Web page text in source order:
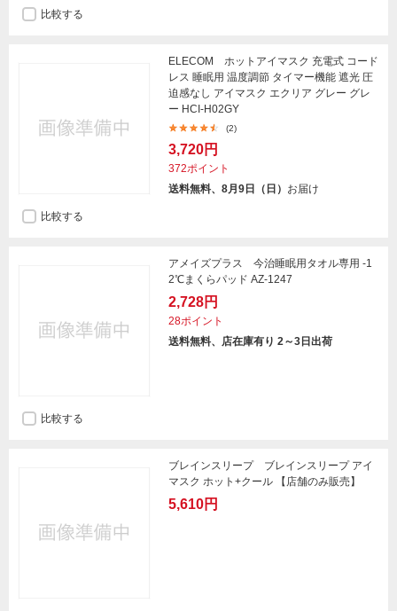
比較する
ELECOM ホットアイマスク 充電式 コード
レス 睡眠用 温度調節 タイマー機能 遮光 圧
迫感なし アイマスク エクリア グレー グレ
ー HCI-H02GY
(2)
3,720円
372ポイント
送料無料、8月9日（日） お届け
比較する
アメイズプラス 今治睡眠用タオル専用 -1
2℃まくらパッド AZ-1247
2,728円
28ポイント
送料無料、店在庫有り 2～3日出荷
比較する
ブレインスリープ ブレインスリープ アイ
マスク ホット+クール 【店舗のみ販売】
5,610円